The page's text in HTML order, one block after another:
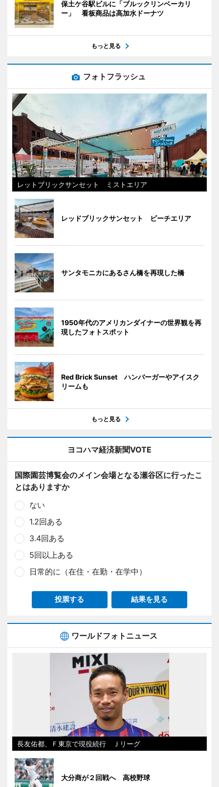
保土ケ谷駅ビルに「ブルックリンベーカリ
ー」 看板商品は高加水ドーナツ
もっと見る
フォトフラッシュ
レットブリックサンセット ミストエリア
レッドブリックサンセット ビーチエリア
サンタモニカにあるさん橋を再現した橋
1950年代のアメリカンダイナーの世界観を再
現したフォトスポット
Red Brick Sunset ハンバーガーやアイスク
リームも
もっと見る
ヨコハマ経済新聞VOTE
国際園芸博覧会のメイン会場となる瀬谷区に行ったこ
とはありますか
ない
1.2回ある
3.4回ある
5回以上ある
日常的に（在住・在勤・在学中）
投票する 結果を見る
ワールドフォトニュース
長友佑都、Ｆ東京で現役続行 Ｊリーグ
大分商が２回戦へ 高校野球